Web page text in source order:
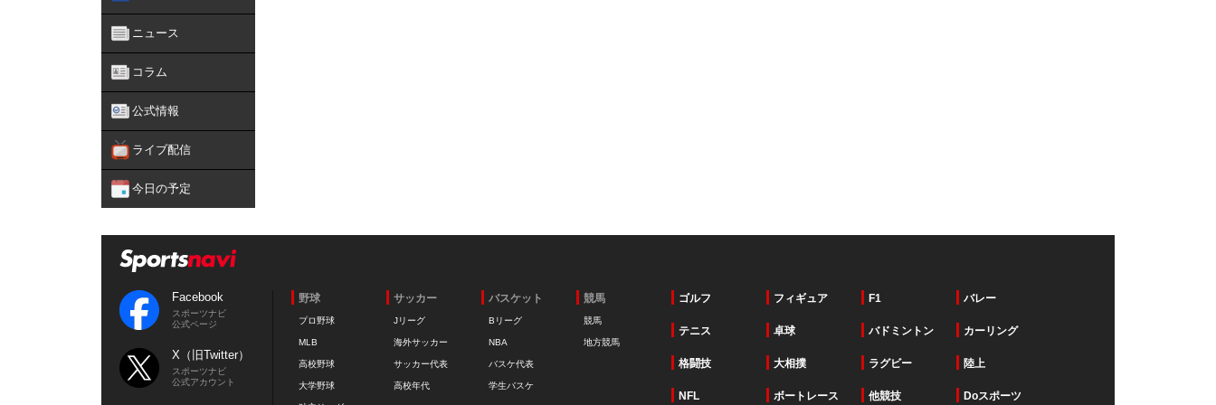
ニュース
コラム
公式情報
ライブ配信
今日の予定
Facebook
スポーツナビ
公式ページ
X（旧Twitter）
スポーツナビ
公式アカウント
野球
プロ野球
MLB
高校野球
大学野球
サッカー
Jリーグ
海外サッカー
サッカー代表
高校年代
バスケット
Bリーグ
NBA
バスケ代表
学生バスケ
競馬
競馬
地方競馬
ゴルフ フィギュア F1 バレー
テニス 卓球 バドミントン カーリング
格闘技 大相撲 ラグビー 陸上
NFL ボートレース 他競技 Doスポーツ